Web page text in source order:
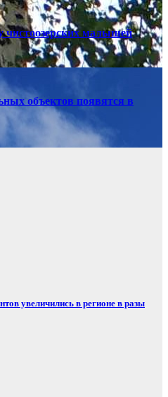
чистоозерских малышей
объектов появятся в
увеличились в регионе в разы